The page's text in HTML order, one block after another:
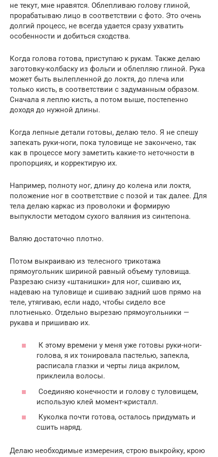
не текут, мне нравятся. Облепливаю голову глиной,
прорабатываю лицо в соответствии с фото. Это очень
долгий процесс, не всегда удается сразу ухватить
особенности и добиться сходства.
Когда голова готова, приступаю к рукам. Также делаю
заготовку-колбаску из фольги и облепляю глиной. Рука
может быть вылепленной до локтя, до плеча или
только кисть, в соответствии с задуманным образом.
Сначала я леплю кисть, а потом выше, постепенно
доходя до нужной длины.
Когда лепные детали готовы, делаю тело. Я не спешу
запекать руки-ноги, пока туловище не закончено, так
как в процессе могу заметить какие-то неточности в
пропорциях, и корректирую их.
Например, полноту ног, длину до колена или локтя,
положение ног в соответствие с позой и так далее. Для
тела делаю каркас из проволоки и формирую
выпуклости методом сухого валяния из синтепона.
Валяю достаточно плотно.
Потом выкраиваю из телесного трикотажа
прямоугольник шириной равный объему туловища.
Разрезаю снизу «штанишки» для ног, сшиваю их,
надеваю на туловище и сшиваю задний шов прямо на
теле, утягиваю, если надо, чтобы сидело все
плотненько. Отдельно вырезаю прямоугольники —
рукава и пришиваю их.
К этому времени у меня уже готовы руки-ноги-
голова, я их тонировала пастелью, запекла,
расписала глазки и черты лица акрилом,
приклеила волосы.
Соединяю конечности и голову с туловищем,
использую клей момент-кристалл.
Куколка почти готова, осталось придумать и
сшить наряд.
Делаю необходимые измерения, строю выкройку, крою